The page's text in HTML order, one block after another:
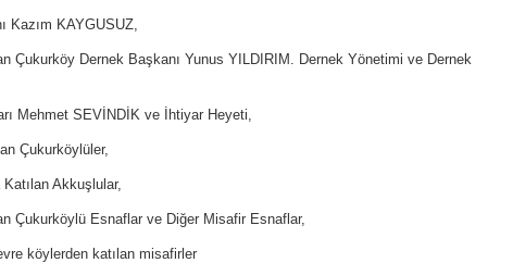
Kazım KAYGUSUZ,
Çukurköy Dernek Başkanı Yunus YILDIRIM. Dernek Yönetimi ve Dernek
Mehmet SEVİNDİK ve İhtiyar Heyeti,
Çukurköylüler,
Akkuşlular,
Çukurköylü Esnaflar ve Diğer Misafir Esnaflar,
köylerden katılan misafirler